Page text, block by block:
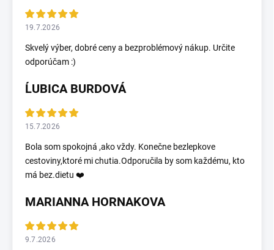
19.7.2026
Skvelý výber, dobré ceny a bezproblémový nákup. Určite
odporúčam :)
ĹUBICA BURDOVÁ
15.7.2026
Bola som spokojná ,ako vždy. Konečne bezlepkove
cestoviny,ktoré mi chutia.Odporučila by som každému, kto
má bez.dietu ❤️
MARIANNA HORNAKOVA
9.7.2026